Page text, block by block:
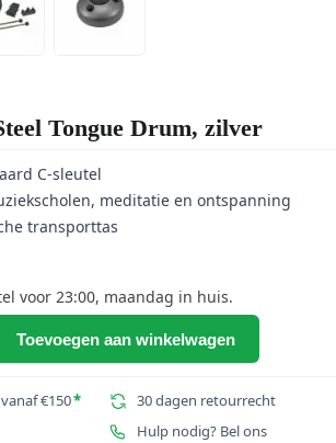
Tongue Drum, zilver
C-sleutel
meditatie en ontspanning
transporttas
voor 23:00, maandag in huis.
Toevoegen aan winkelwagen
€150*
30 dagen retourrecht
Hulp nodig? Bel ons